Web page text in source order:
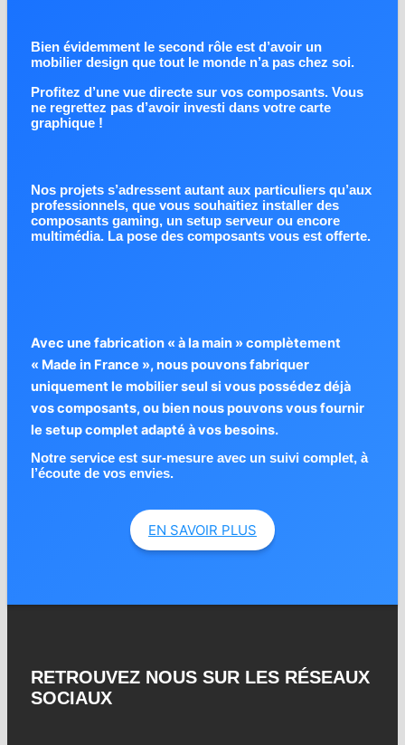
Bien évidemment le second rôle est d’avoir un
mobilier design que tout le monde n’a pas chez soi.
Profitez d’une vue directe sur vos composants. Vous
ne regrettez pas d’avoir investi dans votre carte
graphique !
Nos projets s’adressent autant aux particuliers qu’aux
professionnels, que vous souhaitiez installer des
composants gaming, un setup serveur ou encore
multimédia. La pose des composants vous est offerte.
Avec une fabrication « à la main » complètement
« Made in France », nous pouvons fabriquer
uniquement le mobilier seul si vous possédez déjà
vos composants, ou bien nous pouvons vous fournir
le setup complet adapté à vos besoins.
Notre service est sur-mesure avec un suivi complet, à
l’écoute de vos envies.
EN SAVOIR PLUS
RETROUVEZ NOUS SUR LES RÉSEAUX
SOCIAUX